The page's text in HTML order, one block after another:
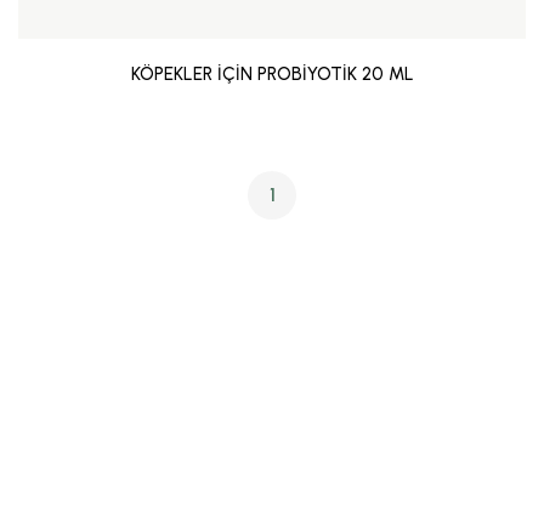
KÖPEKLER İÇİN PROBİYOTİK 20 ML
1